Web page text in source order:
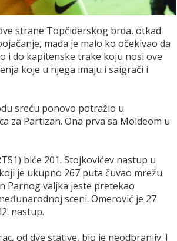
strane Topčiderskog brda, otkad
mada je malo ko očekivao da
i do kapitenske trake koju nosi ove
koje u njega imaju i saigrači i
sreću ponovo potražio u
za Partizan. Ona prva sa Moldeom u
biće 201. Stojkovićev nastup u
je ukupno 267 puta čuvao mrežu
Parnog valjka jeste pretekao
sceni. Omerović je 27
nastup.
od dve stative, bio je neodbranjiv. I